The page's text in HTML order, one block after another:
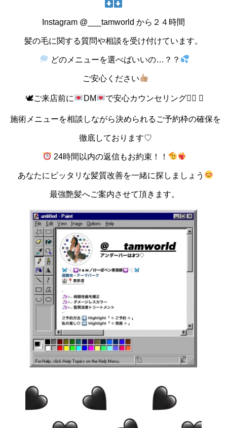
Instagram @___tamworld から２４時間
髪の毛に関する質問や相談を受け付けています。
どのメニューを選べばいいの…？？
ご安心ください
🕊ご来店前に DM で安心カウンセリング♡⃛ 🕊
施術メニューを相談しながら決められるご予約枠の確保を
徹底しております♡
24時間以内の返信もお約束！！
あなたにピッタリな髪質改善を一緒に探しましょう
最強艶髪へご案内させて頂きます。